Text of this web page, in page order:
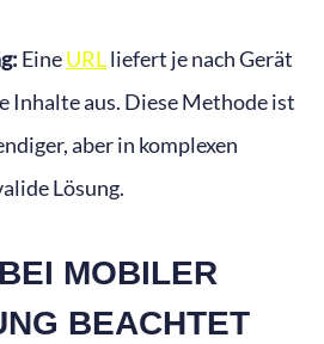
EineURLliefert je nach Gerät
Inhalte aus. Diese Methode ist
aber in komplexen
Lösung.
MOBILER
BEACHTET